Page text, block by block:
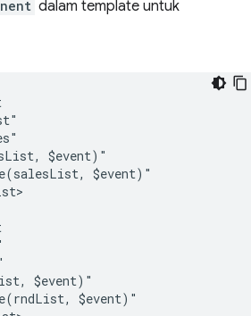
dalam template untuk
$event)"
$event)"
$event)"
$event)"